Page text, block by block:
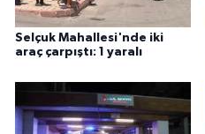
Selçuk Mahallesi'nde iki
araç çarpıştı: 1 yaralı